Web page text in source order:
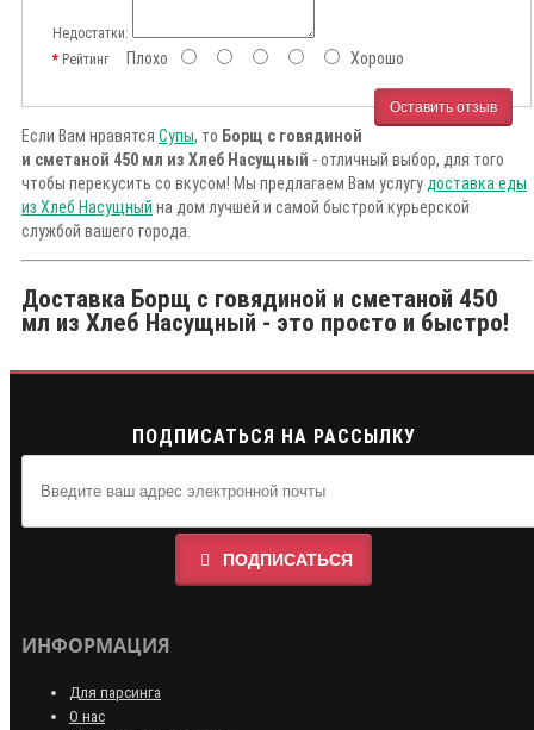
Недостатки:
РейтингПлохо Хорошо
Оставить отзыв
Если Вам нравятся Супы, то Борщ с говядиной
и сметаной 450 мл из Хлеб Насущный - отличный выбор, для того
чтобы перекусить со вкусом! Мы предлагаем Вам услугу доставка еды
из Хлеб Насущный на дом лучшей и самой быстрой курьерской
службой вашего города.
Доставка Борщ с говядиной и сметаной 450
мл из Хлеб Насущный - это просто и быстро!
ПОДПИСАТЬСЯ НА РАССЫЛКУ
ПОДПИСАТЬСЯ
ИНФОРМАЦИЯ
Для парсинга
О нас